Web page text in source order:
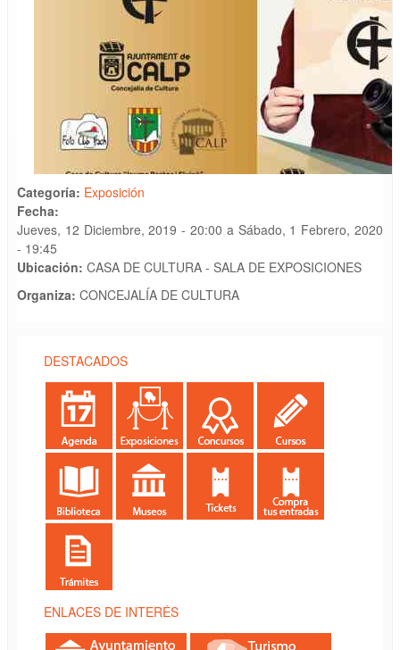
Categoría: Exposición
Fecha:
Jueves, 12 Diciembre, 2019 - 20:00 a Sábado, 1 Febrero, 2020
- 19:45
Ubicación: CASA DE CULTURA - SALA DE EXPOSICIONES
Organiza: CONCEJALÍA DE CULTURA
DESTACADOS
ENLACES DE INTERÉS